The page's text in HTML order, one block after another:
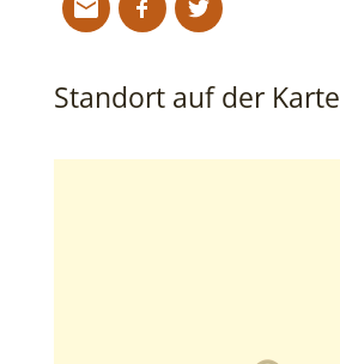
Standort auf der Karte